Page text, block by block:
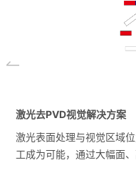
激光去PVD视觉解决方案
激光表面处理与视觉区域
工成为可能，通过大幅面